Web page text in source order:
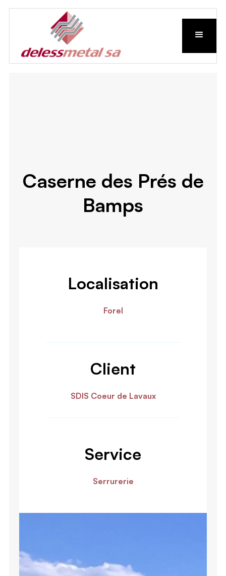
Caserne des Prés de
Bamps
Localisation
Forel
Client
SDIS Coeur de Lavaux
Service
Serrurerie